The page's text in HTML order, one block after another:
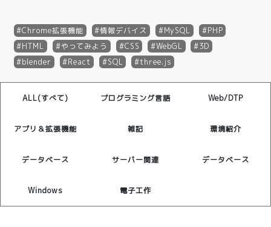
Chrome拡張機能 情報デバイス MySQL
PHP
HTML
やってみよう CSS WebGL
3D
blender
React SQL three.js
ALL(すべて) プログラミング言語 Web/DTP
アプリ＆拡張機能 雑記 環境紹介
データベース サーバー関連 データベース
Windows 電子工作